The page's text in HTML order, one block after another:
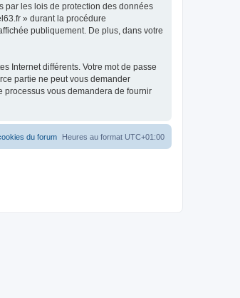
par les lois de protection des données
» durant la procédure
publiquement. De plus, dans votre
Internet différents. Votre mot de passe
partie ne peut vous demander
processus vous demandera de fournir
Heures au format UTC+01:00
du forum